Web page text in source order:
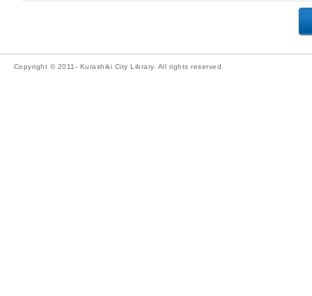
Copyright © 2011- Kurashiki City Library. All rights reserved.